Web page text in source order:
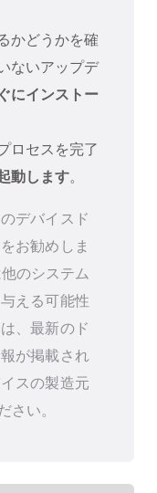
かどうかを確
ないアップデ
にインストー
ロセスを完了
動します。
デバイスド
お勧めしま
のシステム
える可能性
、最新のド
が掲載され
スの製造元
い。